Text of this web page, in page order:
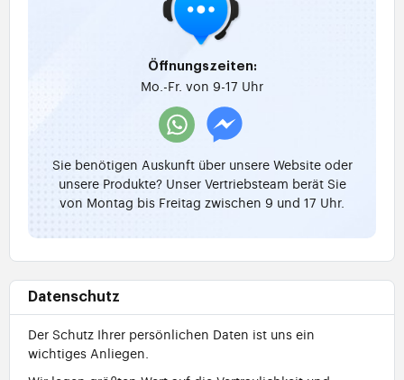
Öffnungszeiten:
Mo.-Fr. von 9-17 Uhr
Sie benötigen Auskunft über unsere Website oder
unsere Produkte? Unser Vertriebsteam berät Sie
von Montag bis Freitag zwischen 9 und 17 Uhr.
Datenschutz
Der Schutz Ihrer persönlichen Daten ist uns ein
wichtiges Anliegen.